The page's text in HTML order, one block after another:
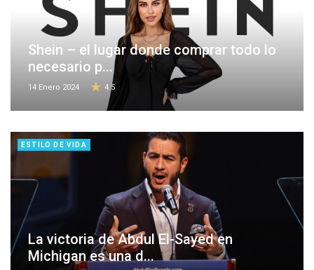
Shein – el lugar donde comprar todo lo
necesario p...
14 Enero 2024 4.5
ESTILO DE VIDA
La victoria de Abdul El-Sayed en
Michigan es una d...